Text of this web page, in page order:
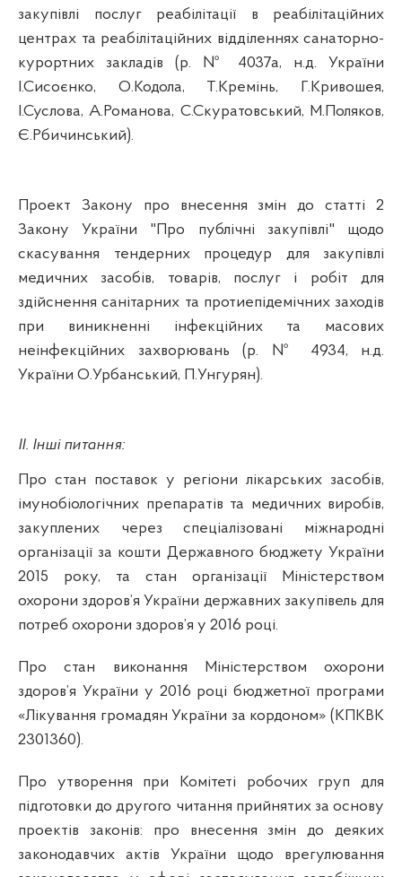
закупівлі послуг реабілітації в реабілітаційних
центрах та реабілітаційних відділеннях санаторно-
курортних закладів (р. № 4037а, н.д. України
І.Сисоєнко, О.Кодола, Т.Кремінь, Г.Кривошея,
І.Суслова,А.Романова, С.Скуратовський, М.Поляков,
Є.Рбичинський).
Проект Закону про внесення змін до статті 2
Закону України "Про публічні закупівлі" щодо
скасування тендерних процедур для закупівлі
медичних засобів, товарів, послуг і робіт для
здійснення санітарних та протиепідемічних заходів
при виникненні інфекційних та масових
неінфекційних захворювань (р. № 4934, н.д.
України О.Урбанський, П.Унгурян).
ІІ. Інші питання:
Про стан поставок у регіони лікарських засобів,
імунобіологічних препаратів та медичних виробів,
закуплених через спеціалізовані міжнародні
організації за кошти Державного бюджету України
2015 року, та стан організації Міністерством
охорони здоров’я України державних закупівель для
потреб охорони здоров’я у 2016 році.
Про стан
виконання Міністерством охорони
здоров’я України у 2016 році бюджетної програми
«Лікування громадян України за кордоном» (КПКВК
2301360).
Про утворення при Комітеті робочих груп для
підготовки до другого читання прийнятих за основу
проектів законів: про внесення змін до деяких
законодавчих актів України щодо врегулювання